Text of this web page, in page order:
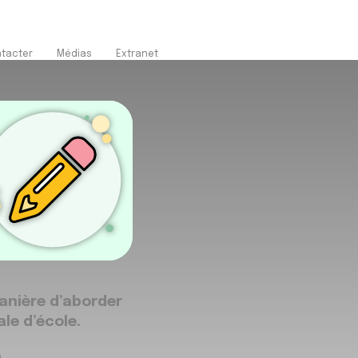
Médias Extranet
d’aborder
d’école.